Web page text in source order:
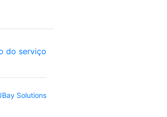
do serviço
Solutions